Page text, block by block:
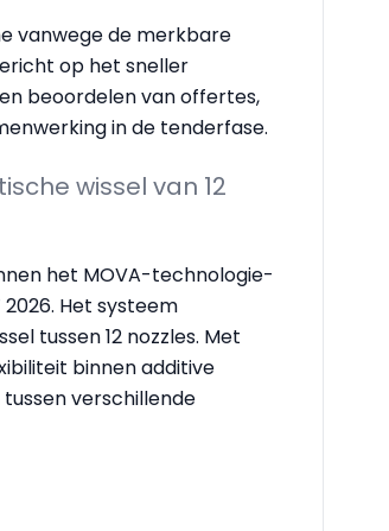
vanwege de merkbare
op het sneller
beoordelen van offertes,
in de tenderfase.
wissel van 12
het MOVA-technologie-
Het systeem
tussen 12 nozzles. Met
binnen additive
verschillende